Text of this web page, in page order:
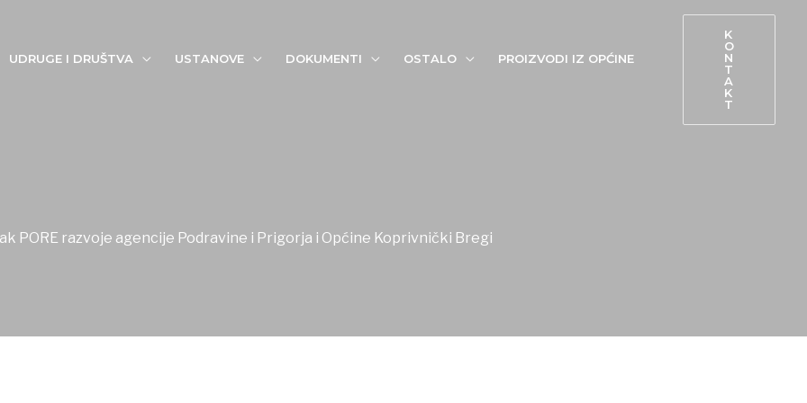
UDRUGE I DRUŠTVA USTANOVE DOKUMENTI OSTALO
PROIZVODI IZ OPĆINE
K
O
N
T
A
K
T
PORE razvoje agencije Podravine i Prigorja i Općine Koprivnički Bregi